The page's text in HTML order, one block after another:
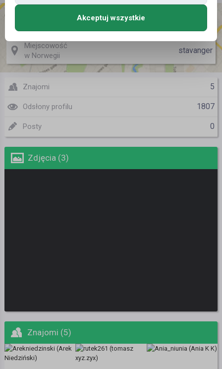
w Polsce
Miejscowość
w Norwegii
stavanger
Znajomi 5
Odsłony profilu 1807
Posty 0
Zdjęcia (3)
Znajomi (5)
Akceptuj wszystkie